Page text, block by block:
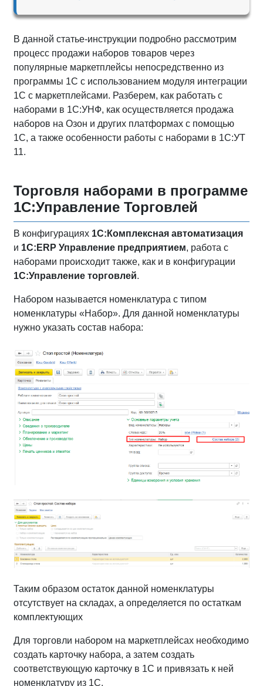
В данной статье-инструкции подробно рассмотрим
процесс продажи наборов товаров через
популярные маркетплейсы непосредственно из
программы 1С с использованием модуля интеграции
1С с маркетплейсами. Разберем, как работать с
наборами в 1С:УНФ, как осуществляется продажа
наборов на Озон и других платформах с помощью
1С, а также особенности работы с наборами в 1С:УТ
11.
Торговля наборами в программе
1С:Управление Торговлей
В конфигурациях 1С:Комплексная автоматизация
и 1С:ERP Управление предприятием, работа с
наборами происходит также, как и в конфигурации
1С:Управление торговлей.
Набором называется номенклатура с типом
номенклатуры «Набор». Для данной номенклатуры
нужно указать состав набора:
Таким образом остаток данной номенклатуры
отсутствует на складах, а определяется по остаткам
комплектующих
Для торговли набором на маркетплейсах необходимо
создать карточку набора, а затем создать
соответствующую карточку в 1С и привязать к ней
номенклатуру из 1С.